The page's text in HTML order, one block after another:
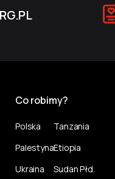
Co robimy?
Polska
Palestyna
Ukraina
Tanzania
Etiopia
Sudan Płd.